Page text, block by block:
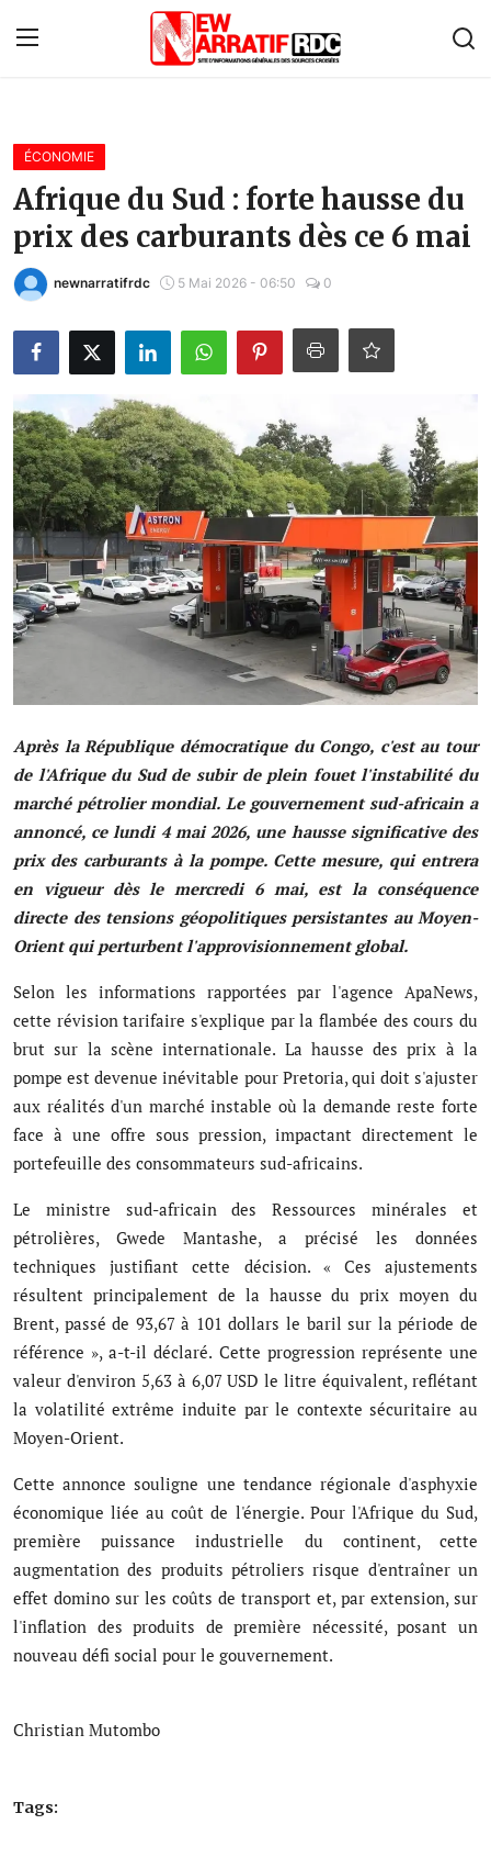
Accueil
À propos de nous
Contact
Monde
Économie
Afrique
Politique
Société
Éducation
Culture
Sécurité
Diplomatie
Investissement
Religion
Santé
Musique
Technologie
Finances
Opinions
Infrastructures
Coopération
Environnement
ÉCONOMIE
Afrique du Sud : forte hausse du
prix des carburants dès ce 6 mai
newnarratifrdc 5 Mai 2026 - 06:50 0
Après la République démocratique du Congo, c'est au tour
de l'Afrique du Sud de subir de plein fouet l'instabilité du
marché pétrolier mondial. Le gouvernement sud-africain a
annoncé, ce lundi 4 mai 2026, une hausse significative des
prix des carburants à la pompe. Cette mesure, qui entrera
en vigueur dès le mercredi 6 mai, est la conséquence
directe des tensions géopolitiques persistantes au Moyen-
Orient qui perturbent l'approvisionnement global.
Selon les informations rapportées par l'agence ApaNews,
cette révision tarifaire s'explique par la flambée des cours du
brut sur la scène internationale. La hausse des prix à la
pompe est devenue inévitable pour Pretoria, qui doit s'ajuster
aux réalités d'un marché instable où la demande reste forte
face à une offre sous pression, impactant directement le
portefeuille des consommateurs sud-africains.
Le ministre sud-africain des Ressources minérales et
pétrolières, Gwede Mantashe, a précisé les données
techniques justifiant cette décision. « Ces ajustements
résultent principalement de la hausse du prix moyen du
Brent, passé de 93,67 à 101 dollars le baril sur la période de
référence », a-t-il déclaré. Cette progression représente une
valeur d'environ 5,63 à 6,07 USD le litre équivalent, reflétant
la volatilité extrême induite par le contexte sécuritaire au
Moyen-Orient.
Cette annonce souligne une tendance régionale d'asphyxie
économique liée au coût de l'énergie. Pour l'Afrique du Sud,
première puissance industrielle du continent, cette
augmentation des produits pétroliers risque d'entraîner un
effet domino sur les coûts de transport et, par extension, sur
l'inflation des produits de première nécessité, posant un
nouveau défi social pour le gouvernement.
Christian Mutombo
Tags: